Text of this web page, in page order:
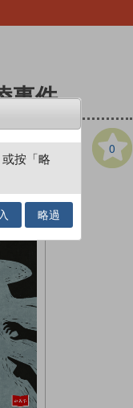
事件
0
按「略
略過